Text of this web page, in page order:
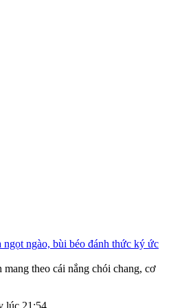
ngào, bùi béo đánh thức ký ức
theo cái nắng chói chang, cơ